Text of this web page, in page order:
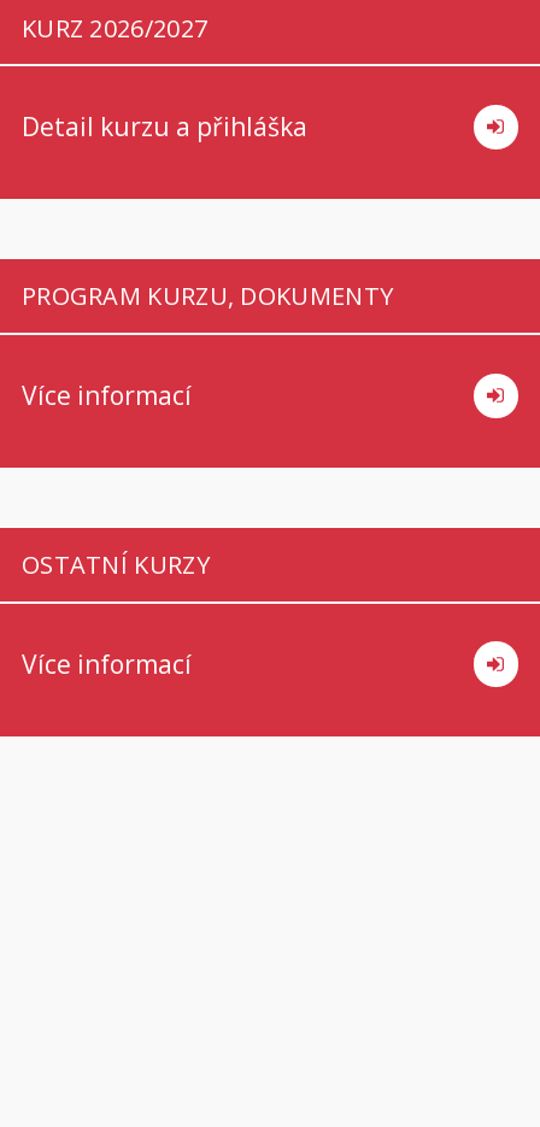
KURZ 2026/2027
Detail kurzu a přihláška
PROGRAM KURZU, DOKUMENTY
Více informací
OSTATNÍ KURZY
Více informací